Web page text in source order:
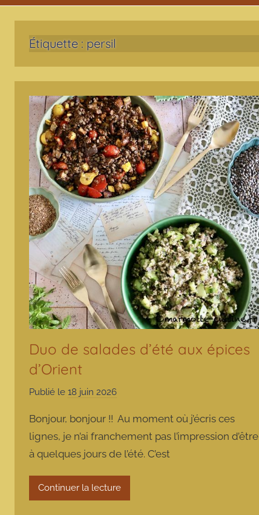
Étiquette : persil
Duo de salades d’été aux épices
d’Orient
Publié le 18 juin 2026
r
m
a
m
o
Bonjour, bonjour !! Au moment où j’écris ces
lignes, je n’ai franchement pas l’impression d’être
à quelques jours de l’été. C’est
Continuer la lecture